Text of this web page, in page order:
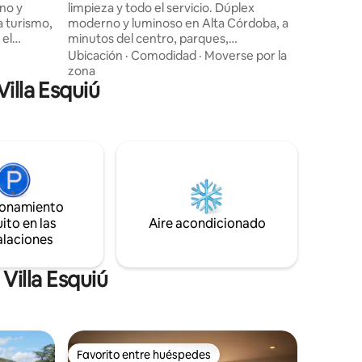
y
turismo,
rápidos
El
limpieza y todo el servicio. Dúplex
moderno y luminoso en Alta Córdoba, a
minutos del centro, parques,
gastronomía y puntos turísticos. Cuenta
con living amplio, cocina completa,
habitación grande con vestidor, baño y
un patio privado con asador ideal para
en sofá cama. Estadía mínima: 3 noches.
Ubicación · Comodidad · Moverse por la
zona
Esquiú
en las
Aire acondicionado
Esquiú
Favorito entre huéspedes